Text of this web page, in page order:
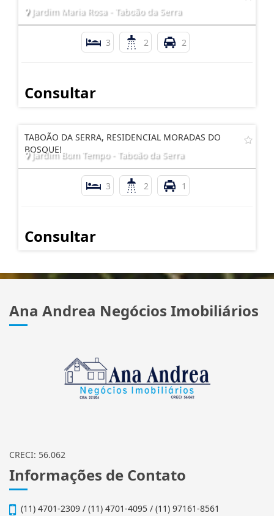
Jardim Maria Rosa - Taboão da Serra
3 2 2
Consultar
TABOÃO DA SERRA, RESIDENCIAL MORADAS DO
BOSQUE!
Jardim Bom Tempo - Taboão da Serra
3 2 1
Consultar
Ana Andrea Negócios Imobiliários